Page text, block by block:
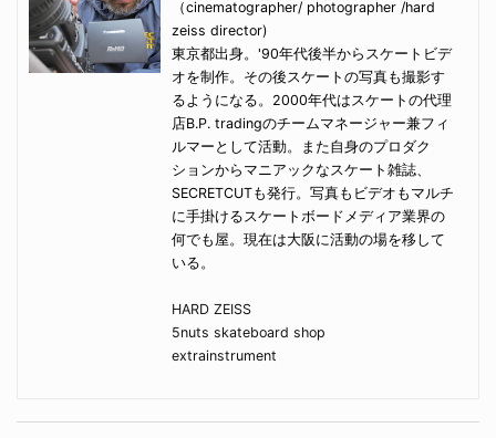
（cinematographer/ photographer /hard
zeiss director)
東京都出身。'90年代後半からスケートビデ
オを制作。その後スケートの写真も撮影す
るようになる。2000年代はスケートの代理
店B.P. tradingのチームマネージャー兼フィ
ルマーとして活動。また自身のプロダク
ションからマニアックなスケート雑誌、
SECRETCUTも発行。写真もビデオもマルチ
に手掛けるスケートボードメディア業界の
何でも屋。現在は大阪に活動の場を移して
いる。
HARD ZEISS
5nuts skateboard shop
extrainstrument